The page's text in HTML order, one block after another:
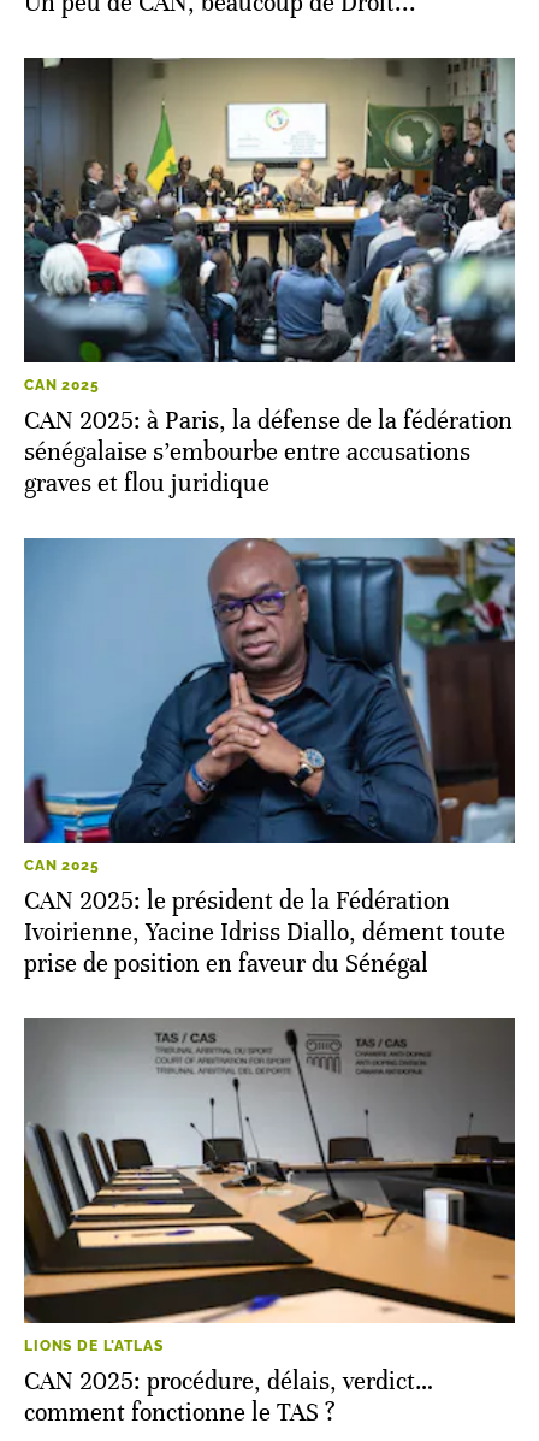
CAN 2025
CAN 2025: à Paris, la défense de la fédération
sénégalaise s’embourbe entre accusations
graves et flou juridique
CAN 2025
CAN 2025: le président de la Fédération
Ivoirienne, Yacine Idriss Diallo, dément toute
prise de position en faveur du Sénégal
LIONS DE L'ATLAS
CAN 2025: procédure, délais, verdict…
comment fonctionne le TAS ?